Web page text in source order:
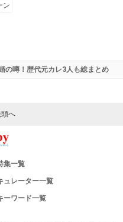
ン
の噂！歴代元カレ3人も総まとめ
へ
集一覧
ュレーター一覧
ーワード一覧